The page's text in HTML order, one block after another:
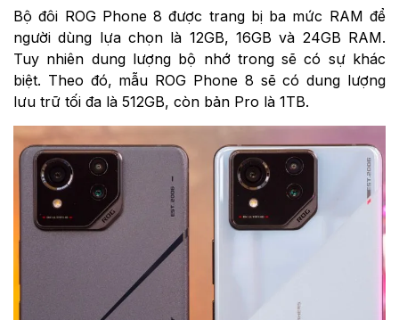
Bộ đôi ROG Phone 8 được trang bị ba mức RAM để
người dùng lựa chọn là 12GB, 16GB và 24GB RAM.
Tuy nhiên dung lượng bộ nhớ trong sẽ có sự khác
biệt. Theo đó, mẫu ROG Phone 8 sẽ có dung lượng
lưu trữ tối đa là 512GB, còn bản Pro là 1TB.